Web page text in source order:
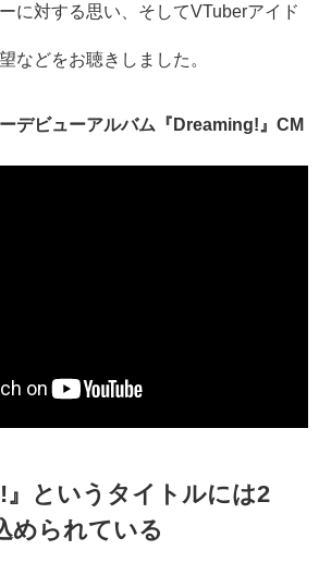
に対する思い、そしてVTuberアイド
などをお聴きしました。
デビューアルバム『 Dreaming! 』 CM
』というタイトルには2
められている